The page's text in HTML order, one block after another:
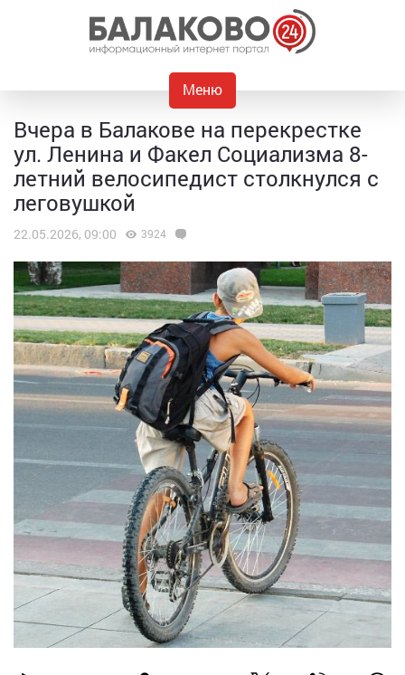
Меню
Вчера в Балакове на перекрестке
ул. Ленина и Факел Социализма 8-
летний велосипедист столкнулся с
леговушкой
22.05.2026, 09:00 3924